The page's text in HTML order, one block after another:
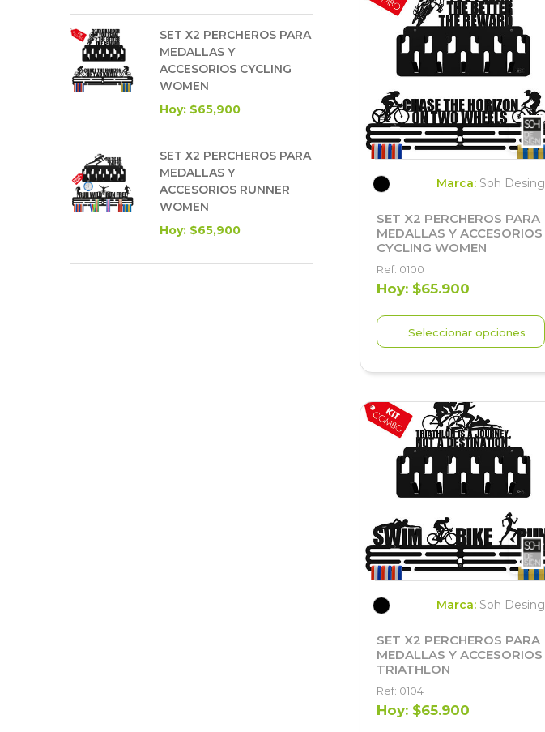
SET X2 PERCHEROS PARA
MEDALLAS Y
ACCESORIOS CYCLING
WOMEN
Hoy: $65,900
SET X2 PERCHEROS PARA
MEDALLAS Y
ACCESORIOS RUNNER
WOMEN
Hoy: $65,900
Marca: Soh Desing
SET X2 PERCHEROS PARA
MEDALLAS Y ACCESORIOS
CYCLING WOMEN
Ref: 0100
Hoy: $65.900
Seleccionar opciones
Marca: Soh Desing
SET X2 PERCHEROS PARA
MEDALLAS Y ACCESORIOS
TRIATHLON
Ref: 0104
Hoy: $65.900